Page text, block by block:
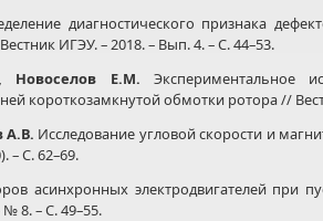
диагностического признака
ИГЭУ. – 2018. – Вып. 4. – С. 44–53.
Новоселов Е.М. Экспериментальное
короткозамкнутой обмотки ротора //
А.В. Исследование угловой скорости и
– С. 62–69.
асинхронных электродвигателей при
8. – С. 49–55.